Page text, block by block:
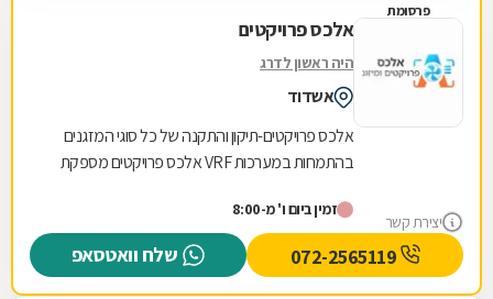
פרסומת
יצירת קשר
אלכס פרויקטים
היה ראשון לדרג
אשדוד
אלכס פרויקטים-תיקון והתקנה של כל סוגי המזגנים
בהתמחות במערכות VRF אלכס פרויקטים מספקת
ברחבי...
זמין ביום ו' מ-8:00
שלח וואטסאפ